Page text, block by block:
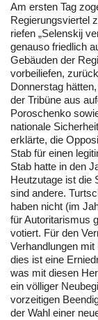
Am ersten Tag
Regierungsviertel
riefen „Selenskij
genauso friedlich
Gebäuden der
vorbeiliefen,
Donnerstag
der Tribüne aus
Poroschenko
nationale
erklärte, die
Stab für einen
Stab hatte in den
Heutzutage ist die
sind andere.
haben nicht (im
für Autoritarismus
votiert. Für den
Verhandlungen
dies ist eine
was mit diesen
ein völliger
vorzeitigen
der Wahl einer